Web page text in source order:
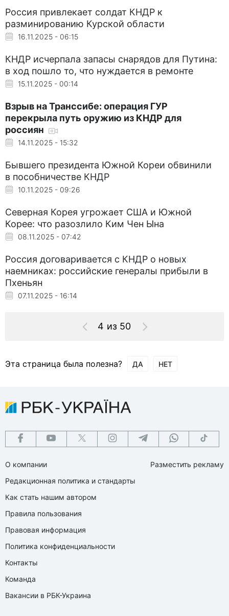
Россия привлекает солдат КНДР к
разминированию Курской области
16.11.2025 - 06:15
КНДР исчерпала запасы снарядов для Путина:
в ход пошло то, что нуждается в ремонте
15.11.2025 - 00:14
Взрыв на Транссибе: операция ГУР
перекрыла путь оружию из КНДР для
россиян
14.11.2025 - 15:32
Бывшего президента Южной Кореи обвинили
в пособничестве КНДР
10.11.2025 - 09:26
Северная Корея угрожает США и Южной
Корее: что разозлило Ким Чен Ына
08.11.2025 - 07:42
Россия договаривается с КНДР о новых
наемниках: российские генералы прибыли в
Пхеньян
07.11.2025 - 16:14
4 из 50
Эта страница была полезна? ДА НЕТ
О компании
Редакционная политика и стандарты
Как стать нашим автором
Правила пользования
Правовая информация
Политика конфиденциальности
Контакты
Команда
Вакансии в РБК-Украина
Разместить рекламу